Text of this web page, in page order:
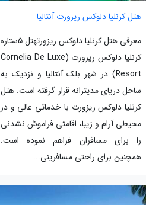
هتل کرنلیا دلوکس ریزورت آنتالیا
معرفی هتل کرنلیا دلوکس ریزورتهتل 5ستاره
کرنلیا دلوکس ریزورت (Cornelia De Luxe
Resort) در شهر بلک آنتالیا و نزدیک به
ساحل دریای مدیترانه قرار گرفته است. هتل
کرنلیا دلوکس ریزورت با خدماتی عالی و در
محیطی آرام و زیبا، اقامتی فراموش نشدنی
را برای مسافران فراهم نموده است.
همچنین برای راحتی مسافرینی...